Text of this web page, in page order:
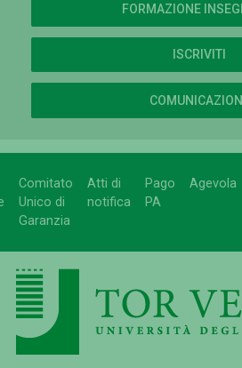
FORMAZIONE
ISCRIVITI
Comitato
Unico di
Garanzia
Atti di
notifica
Pago
PA
Agevola